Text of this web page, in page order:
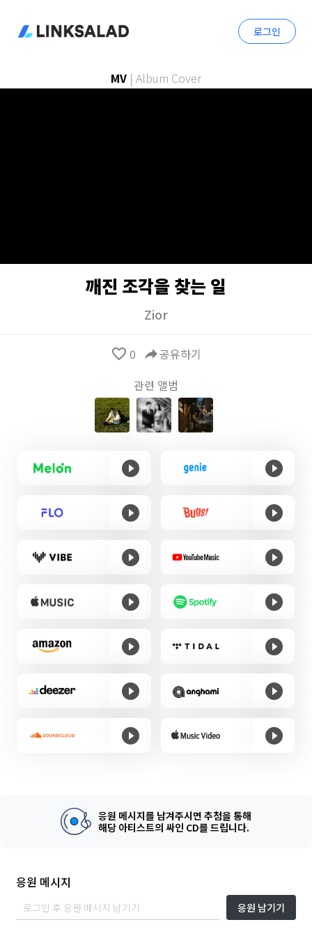
로그인
MV | Album Cover
깨진 조각을 찾는 일
Zior
favorite_border 0 reply공유하기
관련 앨범
응원 메시지를 남겨주시면 추첨을 통해
해당 아티스트의 싸인 CD를 드립니다.
응원 메시지
응원 남기기